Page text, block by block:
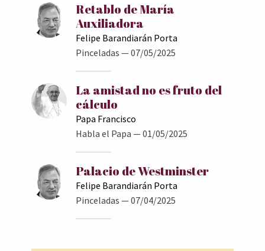
Retablo de María
Auxiliadora
Felipe Barandiarán Porta
Pinceladas — 07/05/2025
La amistad no es fruto del
cálculo
Papa Francisco
Habla el Papa — 01/05/2025
Palacio de Westminster
Felipe Barandiarán Porta
Pinceladas — 07/04/2025